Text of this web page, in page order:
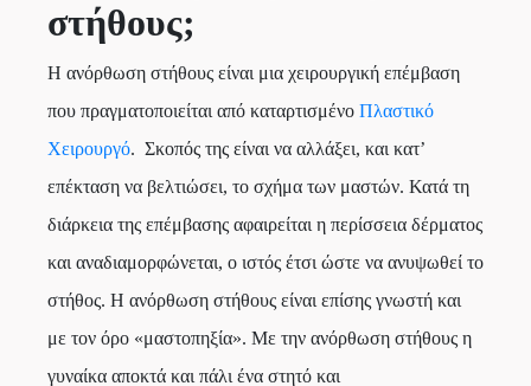
στήθους;
Η ανόρθωση στήθους είναι μια χειρουργική επέμβαση
που πραγματοποιείται από καταρτισμένο Πλαστικό
Χειρουργό. Σκοπός της είναι να αλλάξει, και κατ’
επέκταση να βελτιώσει, το σχήμα των μαστών. Κατά τη
διάρκεια της επέμβασης αφαιρείται η περίσσεια δέρματος
και αναδιαμορφώνεται, ο ιστός έτσι ώστε να ανυψωθεί το
στήθος. Η ανόρθωση στήθους είναι επίσης γνωστή και
με τον όρο «μαστοπηξία». Με την ανόρθωση στήθους η
γυναίκα αποκτά και πάλι ένα στητό και